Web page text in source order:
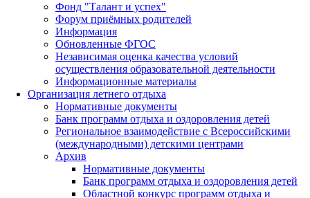
Фонд "Талант и успех"
Форум приёмных родителей
Информация
Обновленные ФГОС
Независимая оценка качества условий
осуществления образовательной деятельности
Информационные материалы
Организация летнего отдыха
Нормативные документы
Банк программ отдыха и оздоровления детей
Региональное взаимодействие с Всероссийскими
(международными) детскими центрами
Архив
Нормативные документы
Банк программ отдыха и оздоровления детей
Областной конкурс программ отдыха и